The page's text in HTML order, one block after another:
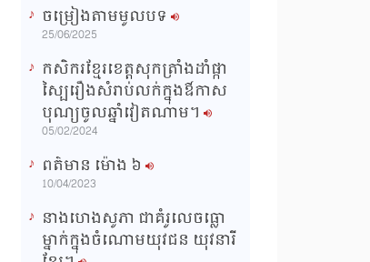
T
i
ចម្រៀងតាមមូលបទ
25/06/2025
កសិករខ្មែរខេត្តសុកត្រាំងដាំផ្កា
ស្បៃរឿងសំរាប់លក់ក្នុងឳកាស
បុណ្យចូលឆ្នាំវៀតណាម។
05/02/2024
ពត៌មាន ម៉ោង​ ៦
10/04/2023
នាងហេងសូភា ជាគំរូលេចធ្លោ
ម្នាក់ក្នុងចំណោមយុវជន យុវនារី